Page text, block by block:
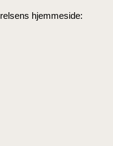
hjemmeside: